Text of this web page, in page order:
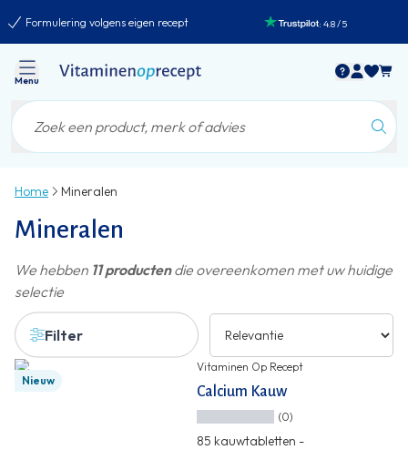
Formulering volgens eigen recept :4.8/5
Menu
Home Mineralen
Mineralen
We hebben 11 productendie overeenkomen met uw huidige
selectie
Filter
Nieuw
Vitaminen Op Recept
Calcium Kauw
(0)
85 kauwtabletten -